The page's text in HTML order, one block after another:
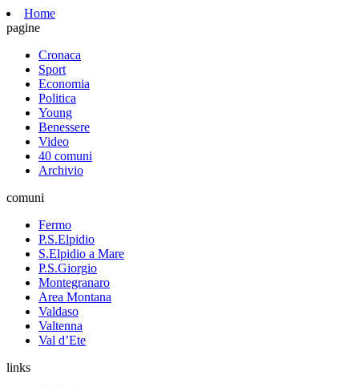
Home
pagine
Cronaca
Sport
Economia
Politica
Young
Benessere
Video
40 comuni
Archivio
comuni
Fermo
P.S.Elpidio
S.Elpidio a Mare
P.S.Giorgio
Montegranaro
Area Montana
Valdaso
Valtenna
Val d’Ete
links